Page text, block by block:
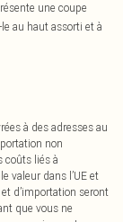
une coupe
au haut assorti et à
à des adresses au
non
coûts liés à
valeur dans l’UE et
d’importation seront
que vous ne